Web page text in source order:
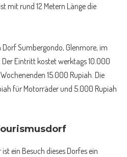
mit rund 12 Metern Länge die
Sumbergondo, Glenmore, im
Eintritt kostet werktags 10.000
15.000 Rupiah. Die
für Motorräder und 5.000 Rupiah
ein Besuch dieses Dorfes ein